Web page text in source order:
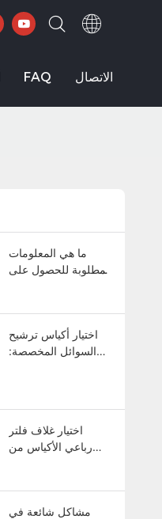
FAQ الاتصال
ما هي المعلومات
المطلوبة للحصول على
اختيار أكياس ترشيح
السوائل المخصصة:
اختيار غلاف فلتر
رباعي الأكياس من
مشاكل شائعة في